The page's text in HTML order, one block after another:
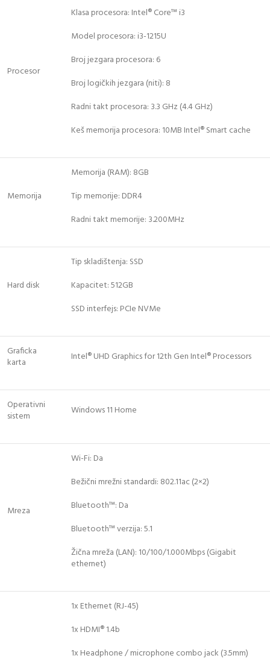
Procesor
Klasa procesora: Intel® Core™ i3
Model procesora: i3-1215U
Broj jezgara procesora: 6
Broj logičkih jezgara (niti): 8
Radni takt procesora: 3.3 GHz (4.4 GHz)
Keš memorija procesora: 10MB Intel® Smart cache
Memorija
Memorija (RAM): 8GB
Tip memorije: DDR4
Radni takt memorije: 3.200MHz
Hard disk
Tip skladištenja: SSD
Kapacitet: 512GB
SSD interfejs: PCIe NVMe
Graficka
karta
Intel® UHD Graphics for 12th Gen Intel® Processors
Operativni
sistem
Windows 11 Home
Mreza
Wi-Fi: Da
Bežični mrežni standardi: 802.11ac (2×2)
Bluetooth™: Da
Bluetooth™ verzija: 5.1
Žična mreža (LAN): 10/100/1.000Mbps (Gigabit
ethernet)
1x Ethernet (RJ-45)
1x HDMI® 1.4b
1x Headphone / microphone combo jack (3.5mm)